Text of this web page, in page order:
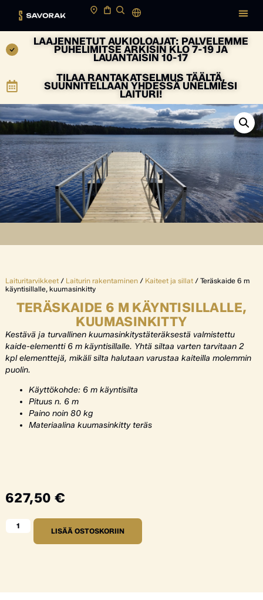
LAAJENNETUT AUKIOLOAJAT: PALVELEMME
PUHELIMITSE ARKISIN KLO 7-19 JA
LAUANTAISIN 10-17
TILAA RANTAKATSELMUS TÄÄLTÄ,
SUUNNITELLAAN YHDESSÄ UNELMIESI
LAITURI!
Laituritarvikkeet/ Laiturin rakentaminen/ Kaiteet ja sillat/ Teräskaide 6 m
käyntisillalle, kuumasinkitty
TERÄSKAIDE 6 M KÄYNTISILLALLE,
KUUMASINKITTY
Kestävä ja turvallinen kuumasinkitystäteräksestä valmistettu
kaide-elementti 6 m käyntisillalle. Yhtä siltaa varten tarvitaan 2
kpl elementtejä, mikäli silta halutaan varustaa kaiteilla molemmin
puolin.
Käyttökohde: 6 m käyntisilta
Pituus n. 6 m
Paino noin 80 kg
Materiaalina kuumasinkitty teräs
627,50 €
LISÄÄ OSTOSKORIIN